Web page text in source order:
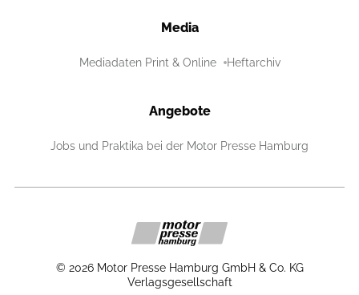
Media
Mediadaten Print & Online Heftarchiv
Angebote
Jobs und Praktika bei der Motor Presse Hamburg
© 2026 Motor Presse Hamburg GmbH & Co. KG
Verlagsgesellschaft